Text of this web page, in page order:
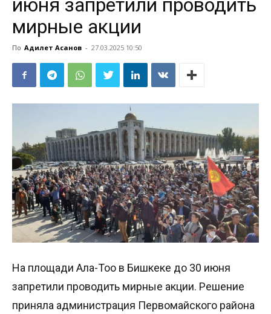
июня запретили проводить
мирные акции
По Адилет Асанов - 27.03.2025 10:50
На площади Ала-Тоо в Бишкеке до 30 июня
запретили проводить мирные акции. Решение
приняла администрация Первомайского района